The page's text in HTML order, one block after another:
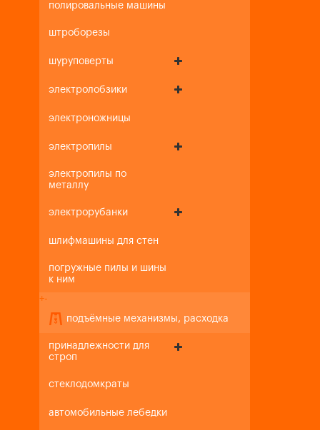
полировальные машины
штроборезы
шуруповерты
электролобзики
электроножницы
электропилы
электропилы по
металлу
электрорубанки
шлифмашины для стен
погружные пилы и шины
к ним
+-
подъёмные механизмы, расходка
принадлежности для
строп
стеклодомкраты
автомобильные лебедки